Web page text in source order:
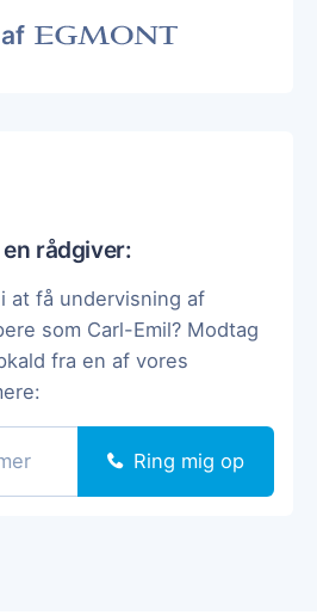
rådgiver:
at få undervisning af
som Carl-Emil? Modtag
fra en af vores
Ring mig op